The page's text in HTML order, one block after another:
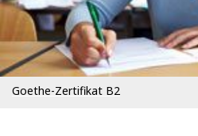
Goethe-Zertifikat B2